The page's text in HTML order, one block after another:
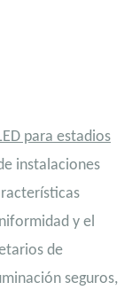
para estadios
instalaciones
y el
de
seguros,